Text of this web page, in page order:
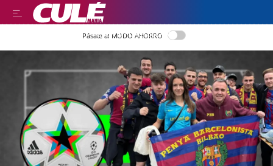
LEER EN CASTELLANO
Pásate al MODO AHORRO